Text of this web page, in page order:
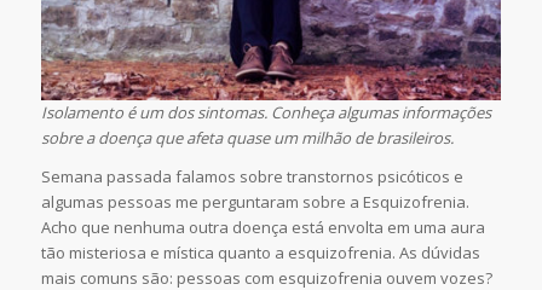
Isolamento é um dos sintomas. Conheça algumas informações
sobre a doença que afeta quase um milhão de brasileiros.
Semana passada falamos sobre transtornos psicóticos e
algumas pessoas me perguntaram sobre a Esquizofrenia.
Acho que nenhuma outra doença está envolta em uma aura
tão misteriosa e mística quanto a esquizofrenia. As dúvidas
mais comuns são: pessoas com esquizofrenia ouvem vozes?